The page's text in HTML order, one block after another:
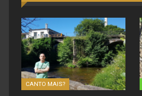
CANTO MAIS?